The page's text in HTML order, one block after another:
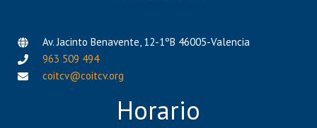
Av. Jacinto Benavente, 12-1ºB 46005-Valencia
963 509 494
coitcv@coitcv.org
Horario